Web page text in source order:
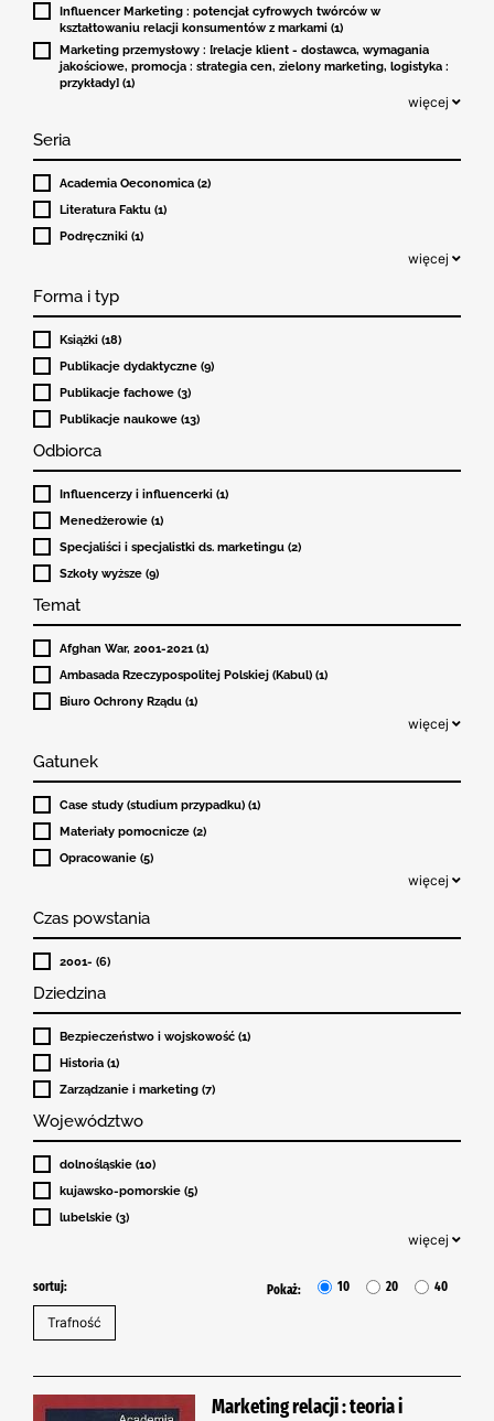
Influencer Marketing : potencjał cyfrowych twórców w
kształtowaniu relacji konsumentów z markami (1)
Marketing przemysłowy : [relacje klient - dostawca, wymagania
jakościowe, promocja : strategia cen, zielony marketing, logistyka :
przykłady] (1)
więcej
Seria
Academia Oeconomica (2)
Literatura Faktu (1)
Podręczniki (1)
więcej
Forma i typ
Książki (18)
Publikacje dydaktyczne (9)
Publikacje fachowe (3)
Publikacje naukowe (13)
Odbiorca
Influencerzy i influencerki (1)
Menedżerowie (1)
Specjaliści i specjalistki ds. marketingu (2)
Szkoły wyższe (9)
Temat
Afghan War, 2001-2021 (1)
Ambasada Rzeczypospolitej Polskiej (Kabul) (1)
Biuro Ochrony Rządu (1)
więcej
Gatunek
Case study (studium przypadku) (1)
Materiały pomocnicze (2)
Opracowanie (5)
więcej
Czas powstania
2001- (6)
Dziedzina
Bezpieczeństwo i wojskowość (1)
Historia (1)
Zarządzanie i marketing (7)
Województwo
dolnośląskie (10)
kujawsko-pomorskie (5)
lubelskie (3)
więcej
sortuj: Pokaż: 10 20 40
Marketing relacji : teoria i